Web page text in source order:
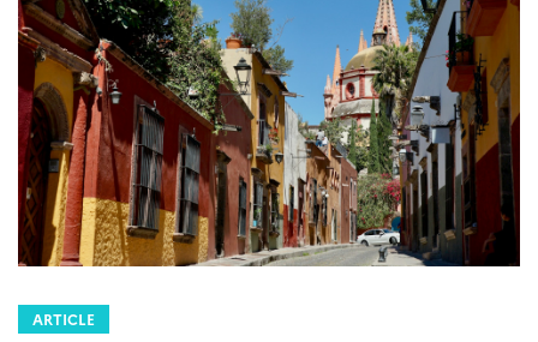
ARTICLE